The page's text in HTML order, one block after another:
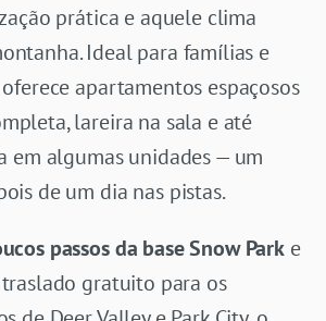
prática e aquele clima
Ideal para famílias e
apartamentos espaçosos
lareira na sala e até
em algumas unidades — um
de um dia nas pistas.
passos da base Snow Parke
gratuito para os